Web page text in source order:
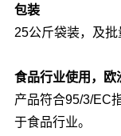
包装
25公斤袋装，及批
食品行业使用，欧
产品符合95/3/EC
于食品行业。